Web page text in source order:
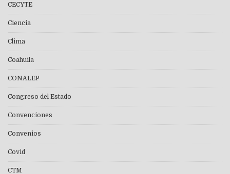
CECYTE
Ciencia
Clima
Coahuila
CONALEP
Congreso del Estado
Convenciones
Convenios
Covid
CTM